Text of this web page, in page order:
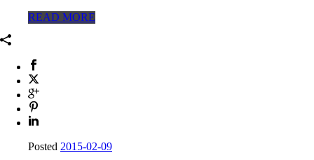
READ MORE
Posted 2015-02-09